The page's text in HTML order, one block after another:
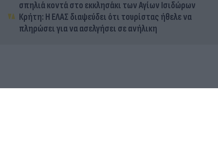
σπηλιά κοντά στο εκκλησάκι των Αγίων Ισιδώρων
Κρήτη: Η ΕΛΑΣ διαψεύδει ότι τουρίστας ήθελε να
πληρώσει για να ασελγήσει σε ανήλικη